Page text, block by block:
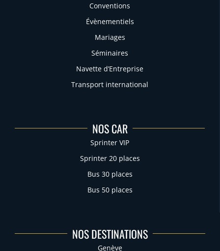
Conventions
Évènementiels
Mariages
Séminaires
Navette d’Entreprise
Transport international
NOS CAR
Sprinter VIP
Sprinter 20 places
Bus 30 places
Bus 50 places
NOS DESTINATIONS
Genève